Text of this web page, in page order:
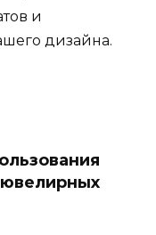
и
дизайна.